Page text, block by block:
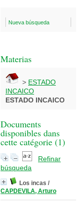
Nueva búsqueda
Materias
> ESTADO
INCAICO
ESTADO INCAICO
Documents
disponibles dans
cette catégorie (1)
Refinar
búsqueda
Los incas /
CAPDEVILA, Arturo